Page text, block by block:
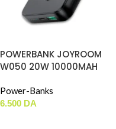
POWERBANK JOYROOM
W050 20W 10000MAH
Power-Banks
6.500 DA